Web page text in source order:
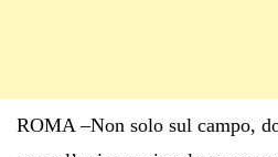
ROMA –Non solo sul campo,